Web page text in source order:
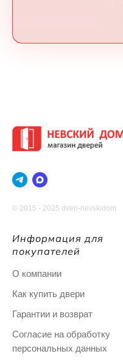
© 2015 - 2025 dveri-nevskidom
Информация для
покупателей
О компании
Как купить двери
Гарантии и возврат
Согласие на обработку
персональных данных